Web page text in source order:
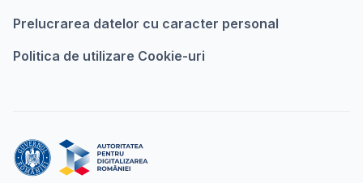
Prelucrarea datelor cu caracter personal
Politica de utilizare Cookie-uri